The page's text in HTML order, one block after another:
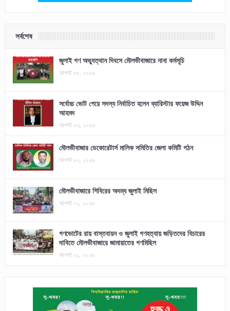
সর্বশেষ
জুলাই গণ অভ্যুত্থান দিবসে মৌলভীবাজারে নানা কর্মসূচি
আগস্ট ০৫, ২০২৬
সর্বোচ্চ ভোট পেয়ে সদস্য নির্বাচিত হলেন ব্যারিস্টার ফয়েজ উদ্দিন
আহমদ
আগস্ট ০৩, ২০২৬
মৌলভীবাজার ডেকোরেটার্স মালিক সমিতির জেলা কমিটি গঠন
আগস্ট ০২, ২০২৬
মৌলভীবাজারে শিবিরের অদম্য জুলাই মিছিল
আগস্ট ০১, ২০২৬
গণভোটের রায় বাস্তবায়ন ও জুলাই গণহত্যায় জড়িতদের বিচারের
দাবিতে মৌলভীবাজারে জামায়াতের গণমিছিল
আগস্ট ০১, ২০২৬